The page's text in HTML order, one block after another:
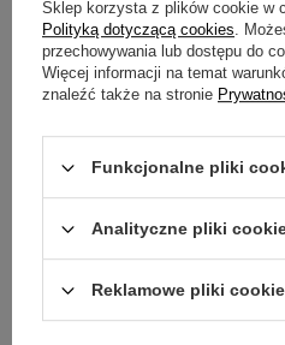
Masz
Zapraszamy do
przyjemnością udzielą
Sklep korzysta z plików cookie w
Polityką dotyczącą cookies.
przechowywania lub dostępu do
Więcej informacji na temat
znaleźć także na stronie
Funkcjonalne pliki
Analityczne pliki
Reklamowe pliki cookie